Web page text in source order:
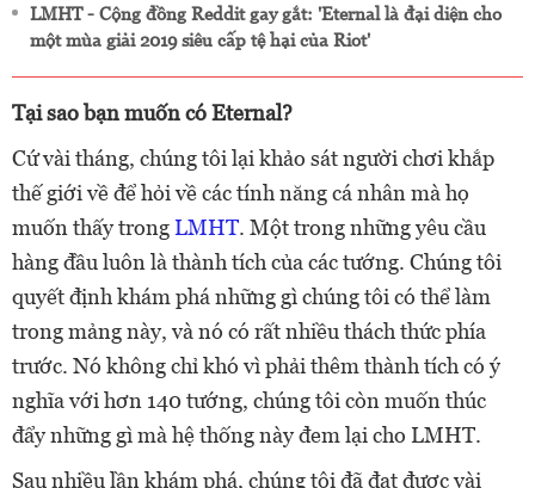
LMHT - Cộng đồng Reddit gay gắt: 'Eternal là đại diện cho
một mùa giải 2019 siêu cấp tệ hại của Riot'
Tại sao bạn muốn có Eternal?
Cứ vài tháng, chúng tôi lại khảo sát người chơi khắp
thế giới về để hỏi về các tính năng cá nhân mà họ
muốn thấy trongLMHT. Một trong những yêu cầu
hàng đầu luôn là thành tích của các tướng. Chúng tôi
quyết định khám phá những gì chúng tôi có thể làm
trong mảng này, và nó có rất nhiều thách thức phía
trước. Nó không chỉ khó vì phải thêm thành tích có ý
nghĩa với hơn 140 tướng, chúng tôi còn muốn thúc
đẩy những gì mà hệ thống này đem lại cho LMHT.
Sau nhiều lần khám phá, chúng tôi đã đạt được vài